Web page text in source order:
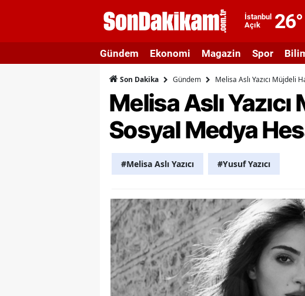
İstanbul
Açık
26°
Adıyaman
Ağrı
Amasya
Ankara
Artvin
Aydın
Balıkesir
Gündem Ekonomi Magazin Spor
Son Dakika Gündem Melisa Aslı Yazıcı Müjdeli
Melisa Aslı
Sosyal Medya
#Melisa Aslı Yazıcı #Yusuf Yazıcı